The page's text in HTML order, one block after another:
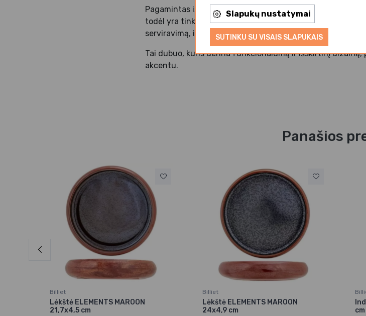
Slapukų nustatymai
SUTINKU SU VISAIS SLAPUKAIS
Pagamintas iš aukštos kokybės porceliano, dubuo
todėl yra tinkamas kasdieniam naudojimui. 17 cm
serviravimą, išlaikant estetišką pateikimą.
Tai dubuo, kuris derina funkcionalumą ir išskirtinį
akcentu.
Panašios
Billiet
Lėkštė ELEMENTS MAROON
21,7x4,5 cm
Billiet
Lėkštė ELEMENTS MAROON
24x4,9 cm
cm